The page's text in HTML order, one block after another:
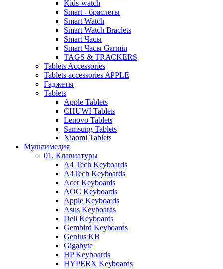
Kids-watch
Smart - браслеты
Smart Watch
Smart Watch Braclets
Smart Часы
Smart Часы Garmin
TAGS & TRACKERS
Tablets Accessories
Tablets accessories APPLE
Гаджеты
Tablets
Apple Tablets
CHUWI Tablets
Lenovo Tablets
Samsung Tablets
Xiaomi Tablets
Мультимедия
01. Клавиатуры
A4 Tech Keyboards
A4Tech Keyboards
Acer Keyboards
AOC Keyboards
Apple Keyboards
Asus Keyboards
Dell Keyboards
Gembird Keyboards
Genius KB
Gigabyte
HP Keyboards
HYPERX Keyboards